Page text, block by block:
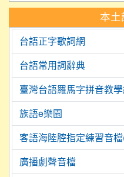
本土
台語正字歌詞網
台語常用詞辭典
臺灣台語羅馬字拼音教學
族語e樂園
客語海陸腔指定練習音
廣播劇聲音檔